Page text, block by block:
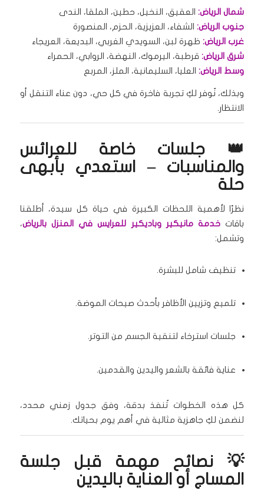
شمال الرياض:العقيق، النخيل، حطين، الملقا، الندى
جنوب الرياض:الشفاء، العزيزية، الحزم، المنصورة
غرب الرياض:ظهرة لبن، السويدي الغربي، البديعة، العريجاء
شرق الرياض:قرطبة، اليرموك، النهضة، الروابي، الحمراء
وسط الرياض:العليا، السليمانية، الملز، المربع
وبذلك، نُوفر لكِ تجربة فاخرة في كل حي، دون عناء التنقل أو
الانتظار.
👑 جلسات خاصة للعرائس
والمناسبات – استعدي بأبهى
حلة
نظرًا لأهمية اللحظات الكبيرة في حياة كل سيدة، أطلقنا
باقات خدمة مانيكير وباديكير للعرايس في المنزل بالرياض،
وتشمل:
تنظيف شامل للبشرة.
تلميع وتزيين الأظافر بأحدث صيحات الموضة.
جلسات استرخاء لتنقية الجسم من التوتر.
عناية فائقة بالشعر واليدين والقدمين.
كل هذه الخطوات تُنفذ بدقة، وفق جدول زمني محدد،
لنضمن لكِ جاهزية مثالية في أهم يوم بحياتك.
💡 نصائح مهمة قبل جلسة
المساج أو العناية باليدين